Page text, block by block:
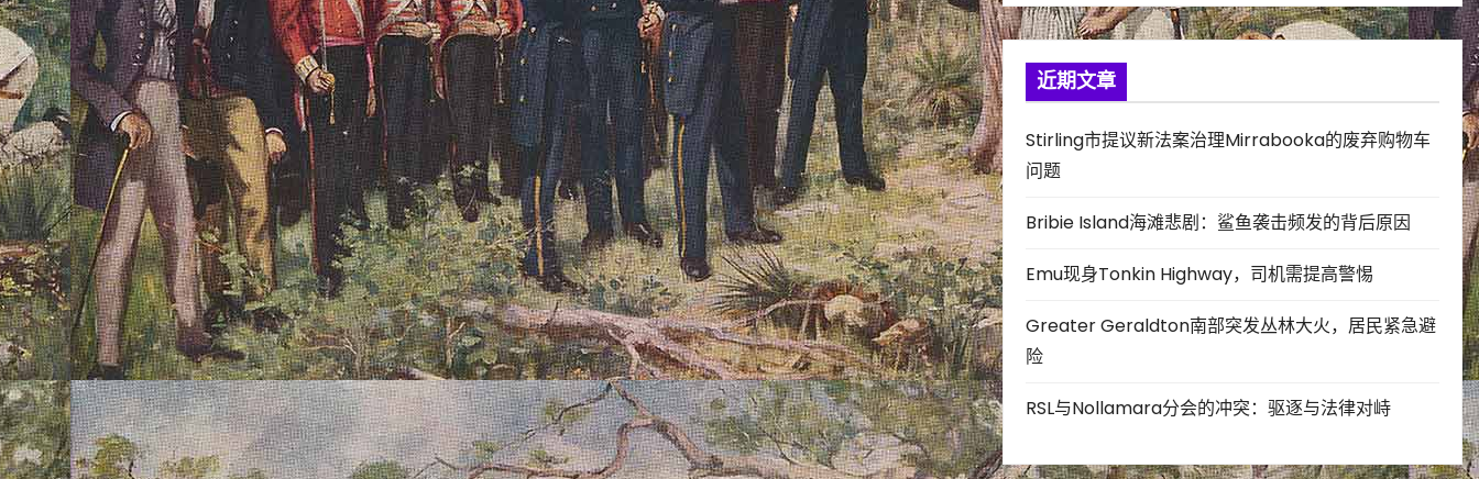
近期文章
Stirling市提议新法案治理Mirrabooka的废弃购物车
问题
Bribie Island海滩悲剧：鲨鱼袭击频发的背后原因
Emu现身Tonkin Highway，司机需提高警惕
Greater Geraldton南部突发丛林大火，居民紧急避
险
RSL与Nollamara分会的冲突：驱逐与法律对峙